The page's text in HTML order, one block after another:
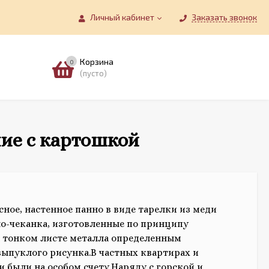
Личный кабинет Заказать звонок
0 Корзина
(пусто)
с картошкой
настенное панно в виде тарелки из меди
чеканка, изготовленные по принципу
листе металла определенным
рисунка.В частных квартирах и